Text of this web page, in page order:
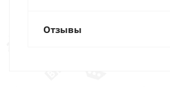
Отзывы